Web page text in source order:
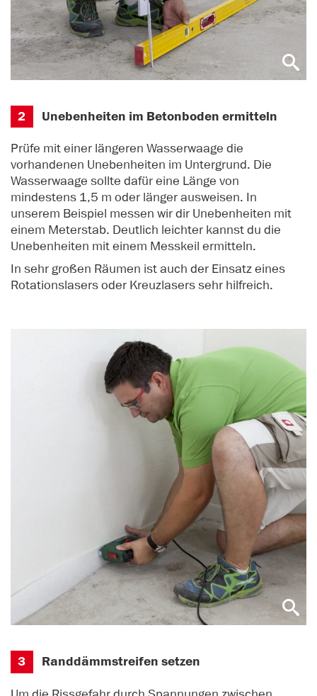
2 Unebenheiten im Betonboden ermitteln
Prüfe mit einer längeren Wasserwaage die
vorhandenen Unebenheiten im Untergrund. Die
Wasserwaage sollte dafür eine Länge von
mindestens 1,5 m oder länger ausweisen. In
unserem Beispiel messen wir dir Unebenheiten mit
einem Meterstab. Deutlich leichter kannst du die
Unebenheiten mit einem Messkeil ermitteln.
In sehr großen Räumen ist auch der Einsatz eines
Rotationslasers oder Kreuzlasers sehr hilfreich.
3 Randdämmstreifen setzen